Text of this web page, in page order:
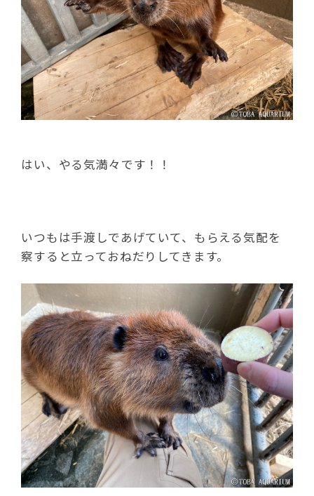
はい、やる気満々です！！
いつもは手渡しであげていて、もらえる気配を
察すると立っておねだりしてきます。